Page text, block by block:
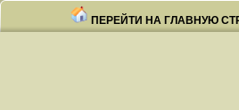
ПЕРЕЙТИ НА ГЛАВНУЮ